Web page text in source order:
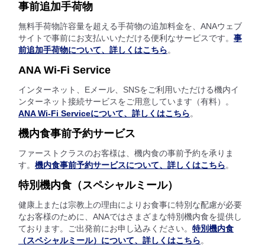
事前追加手荷物
無料手荷物許容量を超える手荷物の追加料金を、ANAウェブ
サイトで事前にお支払いいただける便利なサービスです。 事
前追加手荷物について、詳しくはこちら。
ANA Wi-Fi Service
インターネット、Eメール、SNSをご利用いただける機内イ
ンターネット接続サービスをご用意しています（有料）。
ANA Wi-Fi Serviceについて、詳しくはこちら。
機内食事前予約サービス
ファーストクラスのお客様は、機内食の事前予約を承りま
す。 機内食事前予約サービスについて、詳しくはこちら。
特別機内食（スペシャルミール）
健康上または宗教上の理由によりお食事に特別な配慮が必要
なお客様のために、ANAではさまざまな特別機内食を提供し
ております。ご出発前にお申し込みください。 特別機内食
（スペシャルミール）について、詳しくはこちら。